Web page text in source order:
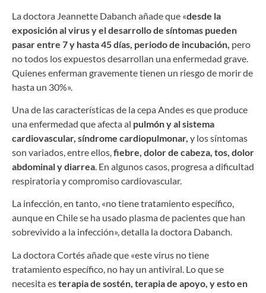
La doctora Jeannette Dabanch añade que «desde la
exposición al virus y el desarrollo de síntomas pueden
pasar entre 7 y hasta 45 días, periodo de incubación, pero
no todos los expuestos desarrollan una enfermedad grave.
Quienes enferman gravemente tienen un riesgo de morir de
hasta un 30%».
Una de las características de la cepa Andes es que produce
una enfermedad que afecta al pulmón y al sistema
cardiovascular, síndrome cardiopulmonar, y los síntomas
son variados, entre ellos,fiebre, dolor de cabeza, tos, dolor
abdominal y diarrea. En algunos casos, progresa a dificultad
respiratoria y compromiso cardiovascular.
La infección, en tanto, «no tiene tratamiento específico,
aunque en Chile se ha usado plasma de pacientes que han
sobrevivido a la infección», detalla la doctora Dabanch.
La doctora Cortés añade que «este virus no tiene
tratamiento específico, no hay un antiviral. Lo que se
necesita esterapia de sostén, terapia de apoyo, y esto en